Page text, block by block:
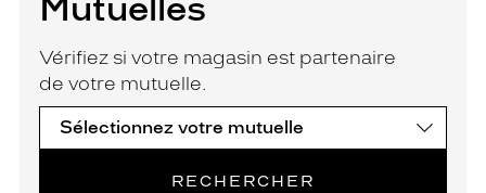
Vérifiez si votre magasin est partenaire
de votre mutuelle.
RECHERCHER